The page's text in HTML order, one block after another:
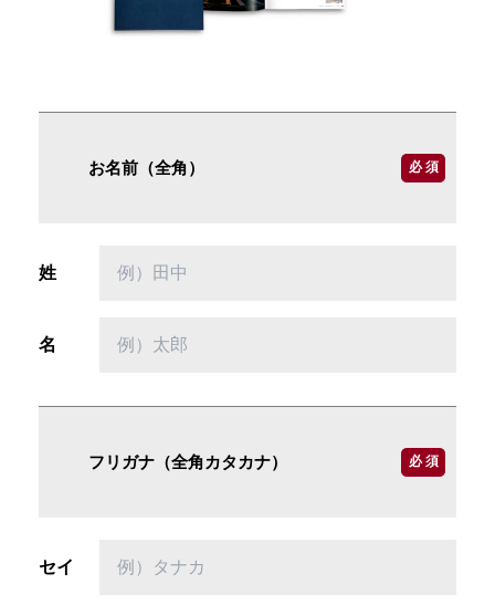
お名前（全角） 必 須
姓
名
フリガナ（全角カタカナ） 必 須
セイ